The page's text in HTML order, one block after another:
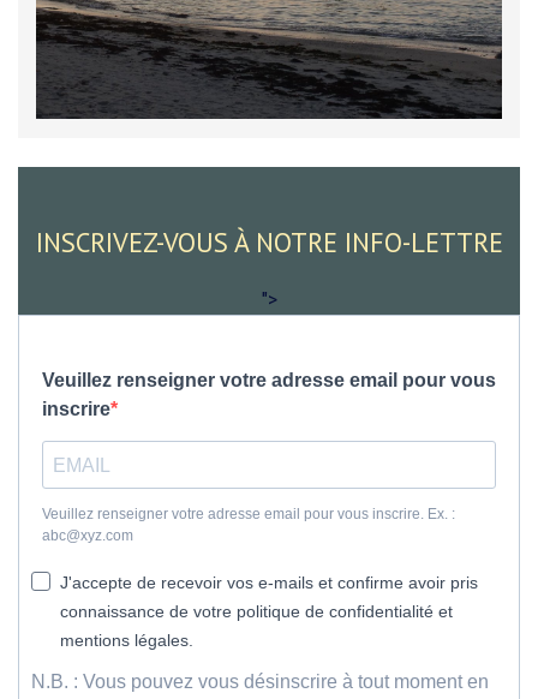
INSCRIVEZ-VOUS À NOTRE INFO-LETTRE
">
Veuillez renseigner votre adresse email pour vous
inscrire
Veuillez renseigner votre adresse email pour vous inscrire. Ex. :
abc@xyz.com
J'accepte de recevoir vos e-mails et confirme avoir pris
connaissance de votre politique de confidentialité et
mentions légales.
N.B. : Vous pouvez vous désinscrire à tout moment en